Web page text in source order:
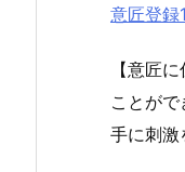
意匠登録
【意匠
ことが
手に刺激